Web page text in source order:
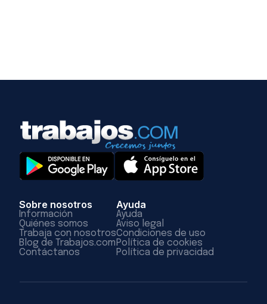
Sobre nosotros
Información
Quiénes somos
Trabaja con nosotros
Blog de Trabajos.com
Contáctanos
Ayuda
Ayuda
Aviso legal
Condiciones de uso
Política de cookies
Política de privacidad